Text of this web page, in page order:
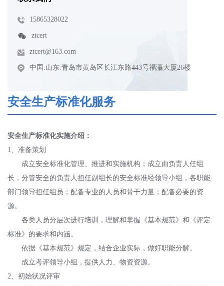
15865328022
ztcert
ztcert@163.com
中国.山东.青岛市黄岛区长江东路443号福灜大厦26楼
安全生产标准化服务
安全生产标准化实施介绍：
1、准备策划
成立安全标准化管理、推进和实施机构；成立由负责人任组
长，分管安全的负责人担任副组长的安全标准经领导小组，各职能
部门领导担任组员；配备专业的人员和骨干力量；配备必要的资
源。
各类人员分层次进行培训，理解和掌握《基本规范》和《评定
标准》的要求和内涵。
依据《基本规范》规定，结合企业实际，做好职能分解。
成立考评领导小组，提供人力、物资资源。
2、初始状况评审